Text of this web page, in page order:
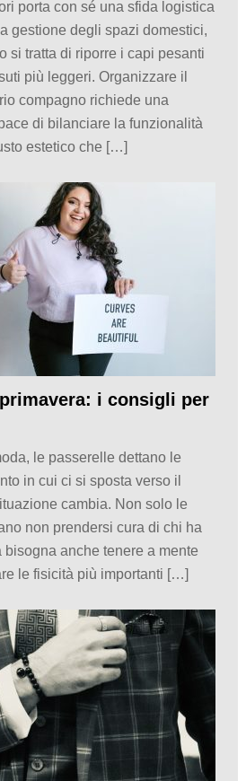
porta con sé una sfida logistica
gestione degli spazi domestici,
si tratta di riporre i capi pesanti
più leggeri. Organizzare il
compagno richiede una
di bilanciare la funzionalità
estetico che […]
i consigli per
le passerelle dettano le
in cui ci si sposta verso il
cambia. Non solo le
non prendersi cura di chi ha
anche tenere a mente
le fisicità più importanti […]